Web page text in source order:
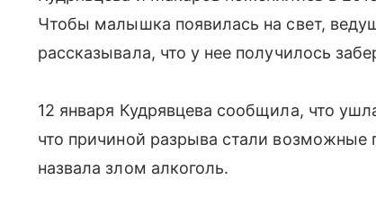
Чтобы малышка появилась на свет,
рассказывала, что у нее получилось
12 января Кудрявцева сообщила, что
что причиной разрыва стали
назвала злом алкоголь.